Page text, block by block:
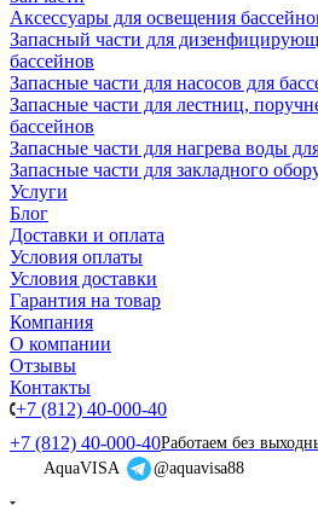
Аксессуары для освещения
Запасный части для
бассейнов
Запасные части для насосов для
Запасные части для лестниц,
бассейнов
Запасные части для нагрева воды
Запасные части для закладного
Услуги
Блог
Доставки и оплата
Условия оплаты
Условия доставки
Гарантия на товар
Компания
О компании
Отзывы
Контакты
+7 (812) 40-000-40
+7 (812) 40-000-40Работаем без
AquaVISA
@aquavisa88